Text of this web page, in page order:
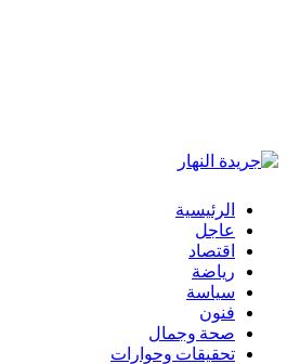
الرئيسية
عاجل
اقتصاد
رياضة
سياسة
فنون
صحة وجمال
تحقيقات وحوارات